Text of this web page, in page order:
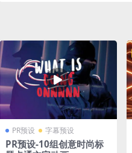
PR预设 字幕预设
PR预设-10组创意时尚标